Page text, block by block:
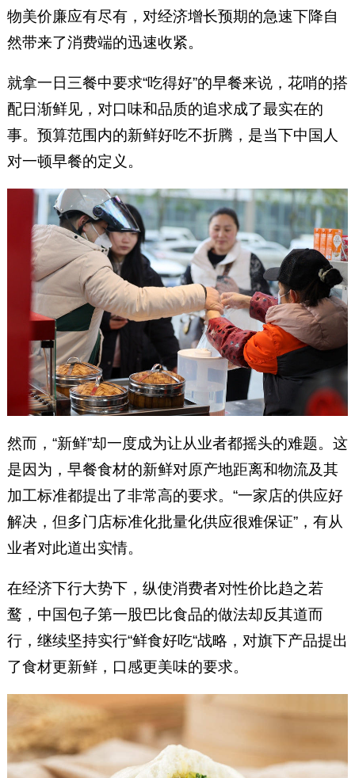
物美价廉应有尽有，对经济增长预期的急速下降自
然带来了消费端的迅速收紧。
就拿一日三餐中要求“吃得好”的早餐来说，花哨的搭
配日渐鲜见，对口味和品质的追求成了最实在的
事。预算范围内的新鲜好吃不折腾，是当下中国人
对一顿早餐的定义。
然而，“新鲜”却一度成为让从业者都摇头的难题。这
是因为，早餐食材的新鲜对原产地距离和物流及其
加工标准都提出了非常高的要求。“一家店的供应好
解决，但多门店标准化批量化供应很难保证”，有从
业者对此道出实情。
在经济下行大势下，纵使消费者对性价比趋之若
鹜，中国包子第一股巴比食品的做法却反其道而
行，继续坚持实行“鲜食好吃“战略，对旗下产品提出
了食材更新鲜，口感更美味的要求。